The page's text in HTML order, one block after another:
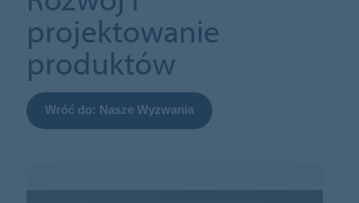
projektowanie
produktów
Wróć do: Nasze Wyzwania